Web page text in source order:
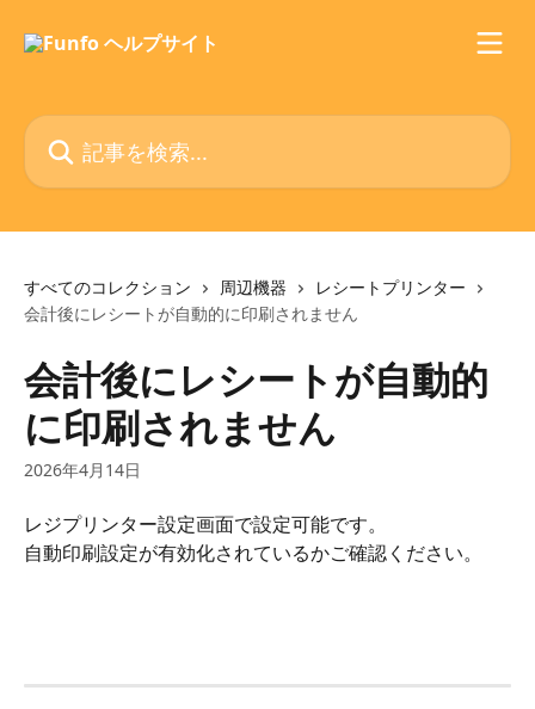
記事を検索...
すべてのコレクション 周辺機器
レシートプリンター
会計後にレシートが自動的に印刷されません
会計後にレシートが自動的
に印刷されません
2026年4月14日
レジプリンター設定画面で設定可能です。
自動印刷設定が有効化されているかご確認ください。